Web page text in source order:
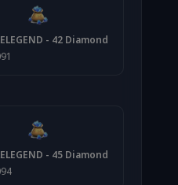
- 42 Diamond
- 45 Diamond